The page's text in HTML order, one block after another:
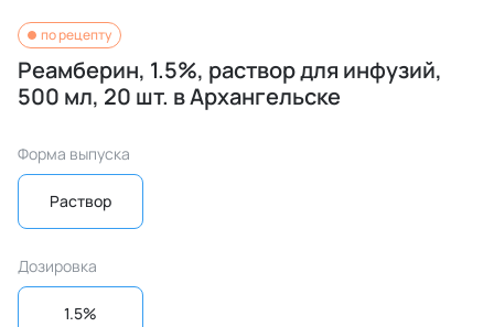
по рецепту
Реамберин, 1.5%, раствор для инфузий,
500 мл, 20 шт. в Архангельске
Форма выпуска
Раствор
Дозировка
1.5%